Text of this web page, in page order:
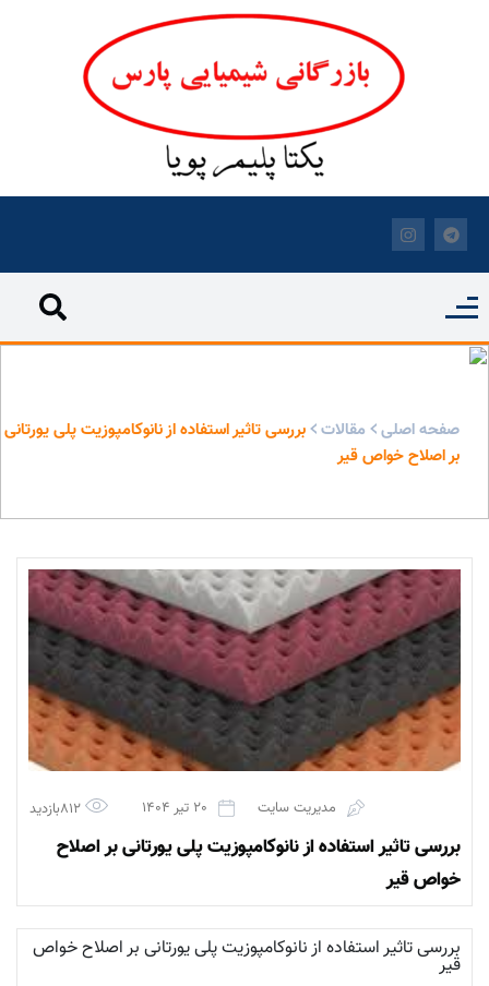
صفحه اصلی مقالات
بررسی تاثیر استفاده از نانوکامپوزیت پلی‏ یورتانی
بر اصلاح خواص قیر
مدیریت سایت 20 تیر 1404
بررسی تاثیر استفاده از نانوکامپوزیت پلی‏ یورتانی بر اصلاح
خواص قیر
بررسی تاثیر استفاده از نانوکامپوزیت پلی‏ یورتانی بر اصلاح خواص
قیر